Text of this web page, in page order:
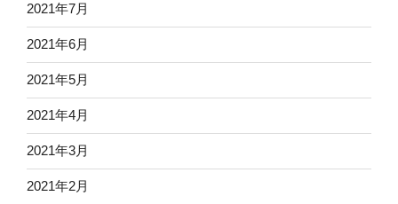
2021年7月
2021年6月
2021年5月
2021年4月
2021年3月
2021年2月